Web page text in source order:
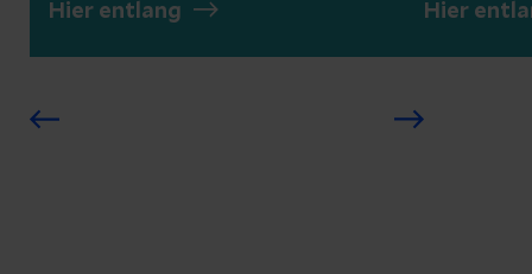
Hier entlang Hier